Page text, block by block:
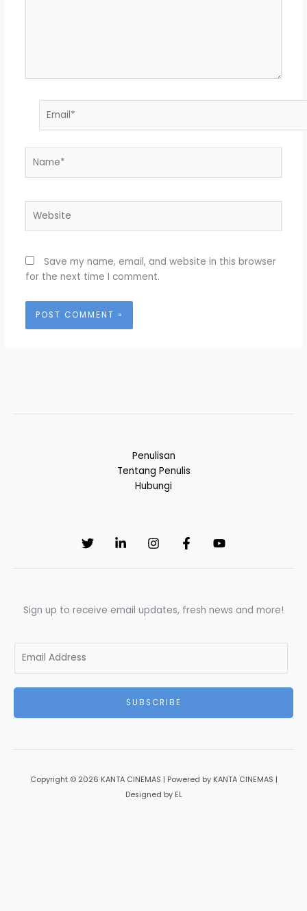
Save my name, email, and website in this browser
for the next time I comment.
Penulisan
Tentang Penulis
Hubungi
Sign up to receive email updates, fresh news and more!
m
SUBSCRIBE
Copyright © 2026 KANTA CINEMAS | Powered by KANTA CINEMAS |
Designed by EL